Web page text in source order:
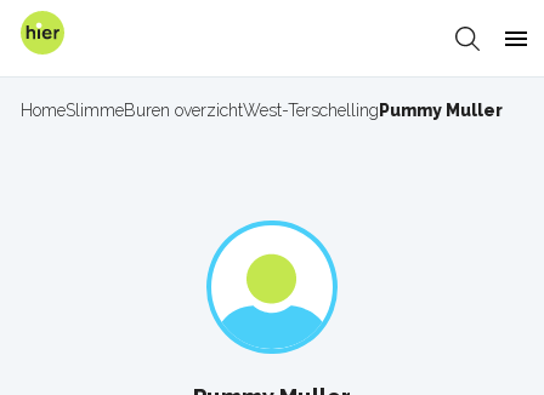
Overslaan
Zoeken
Kruimelpad
HomeSlimmeBuren overzichtWest-Terschelling Pummy Muller